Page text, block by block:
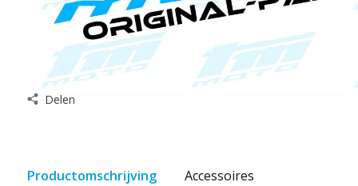
Delen
Productomschrijving Accessoires